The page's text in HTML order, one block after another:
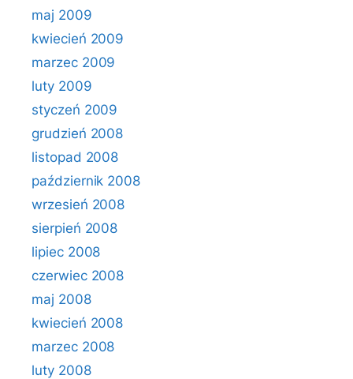
maj 2009
kwiecień 2009
marzec 2009
luty 2009
styczeń 2009
grudzień 2008
listopad 2008
październik 2008
wrzesień 2008
sierpień 2008
lipiec 2008
czerwiec 2008
maj 2008
kwiecień 2008
marzec 2008
luty 2008